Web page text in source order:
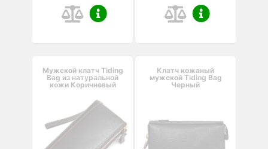
Мужской клатч Tiding
Bag из натуральной
кожи Коричневый
Клатч кожаный
мужской Tiding Bag
Черный